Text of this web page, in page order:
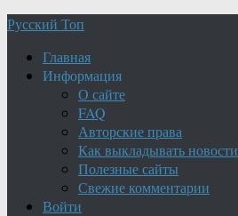
Русский Топ
Главная
Информация
О сайте
FAQ
Авторские права
Как выкладывать новости
Полезные сайты
Свежие комментарии
Войти